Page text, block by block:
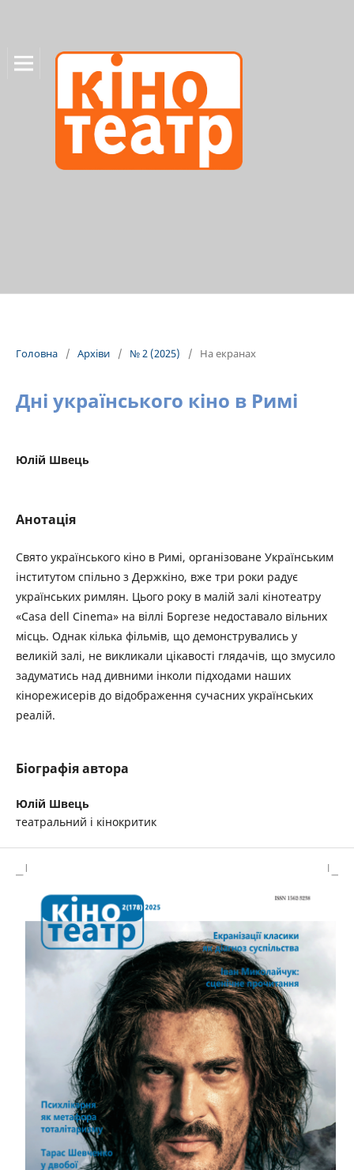
Головна / Архіви / № 2 (2025) / На екранах
Дні українського кіно в Римі
Юлій Швець
Анотація
Свято українського кіно в Римі, організоване Українським
інститутом спільно з Держкіно, вже три роки радує
українських римлян. Цього року в малій залі кінотеатру
«Саsa dell Cinema» на віллі Боргезе недоставало вільних
місць. Однак кілька фільмів, що демонструвались у
великій залі, не викликали цікавості глядачів, що змусило
задуматись над дивними інколи підходами наших
кінорежисерів до відображення сучасних українських
реалій.
Біографія автора
Юлій Швець
театральний і кінокритик